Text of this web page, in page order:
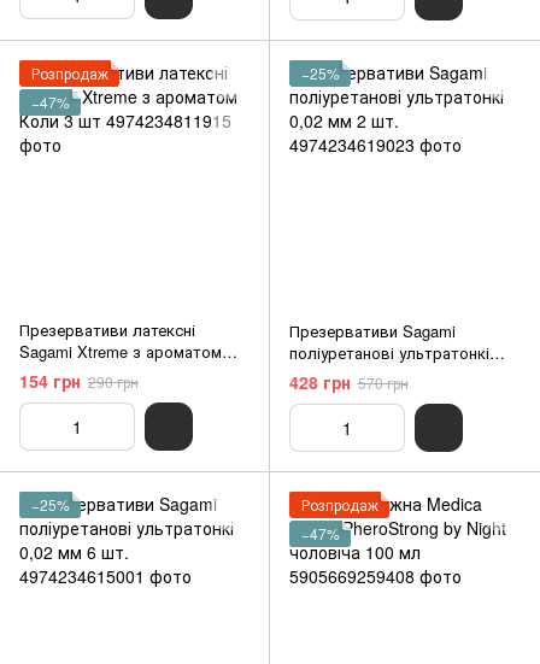
Розпродаж
−47%
Презервативи латексні
Sagami Xtreme з ароматом
Коли 3 шт
154 грн 290 грн
−25%
Презервативи Sagami
поліуретанові ультратонкі
0,02 мм 2 шт.
428 грн 570 грн
−25%
Розпродаж
−47%